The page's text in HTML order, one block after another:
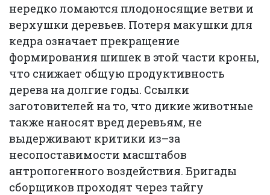
нередко ломаются плодоносящие ветви и
верхушки деревьев. Потеря макушки для
кедра означает прекращение
формирования шишек в этой части кроны,
что снижает общую продуктивность
дерева на долгие годы. Ссылки
заготовителей на то, что дикие животные
также наносят вред деревьям, не
выдерживают критики из–за
несопоставимости масштабов
антропогенного воздействия. Бригады
сборщиков проходят через тайгу